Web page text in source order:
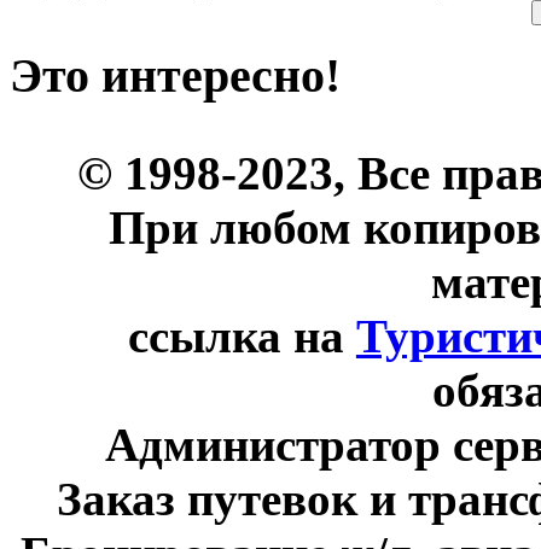
Это интересно!
© 1998-2023, Все
При любом
ссылка на
Администратор
Заказ путевок и